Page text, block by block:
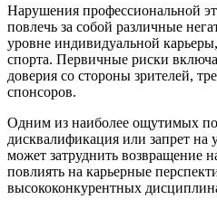
Нарушения профессиональной
повлечь за собой различные
уровне индивидуальной
спорта. Первичные риски
доверия со стороны зрителей,
спонсоров.
Одним из наиболее ощутимых
дисквалификация или запрет на
может затруднить возвращение
повлиять на карьерные
высококонкурентных